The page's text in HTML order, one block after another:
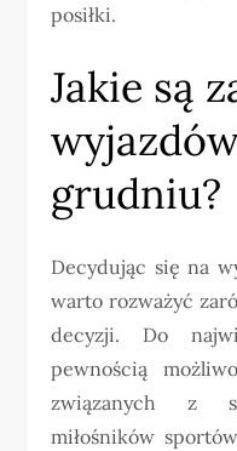
posiłki.
Jakie są
grudniu?
Decydując się na
warto rozważyć
decyzji. Do
pewnością
związanych z
miłośników